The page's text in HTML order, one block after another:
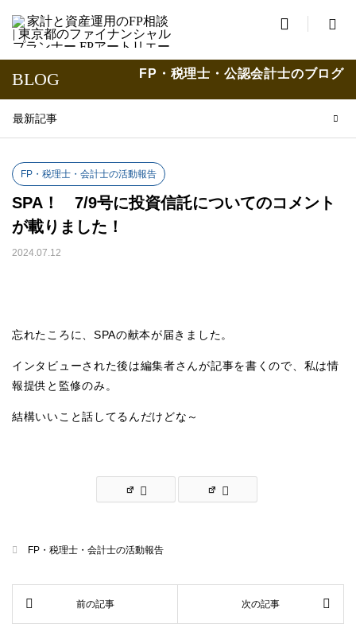

BLOG FP・税理士・公認会計士のブログ
最新記事
FP・税理士・会計士の活動報告
SPA！ 7/9号に投資信託についてのコメント
が載りました！
2024.07.12
忘れたころに、SPAの献本が届きました。
インタビューされた後は編集者さんが記事を書くので、私は情
報提供と監修のみ。
結構いいこと話してるんだけどな～
FP・税理士・会計士の活動報告